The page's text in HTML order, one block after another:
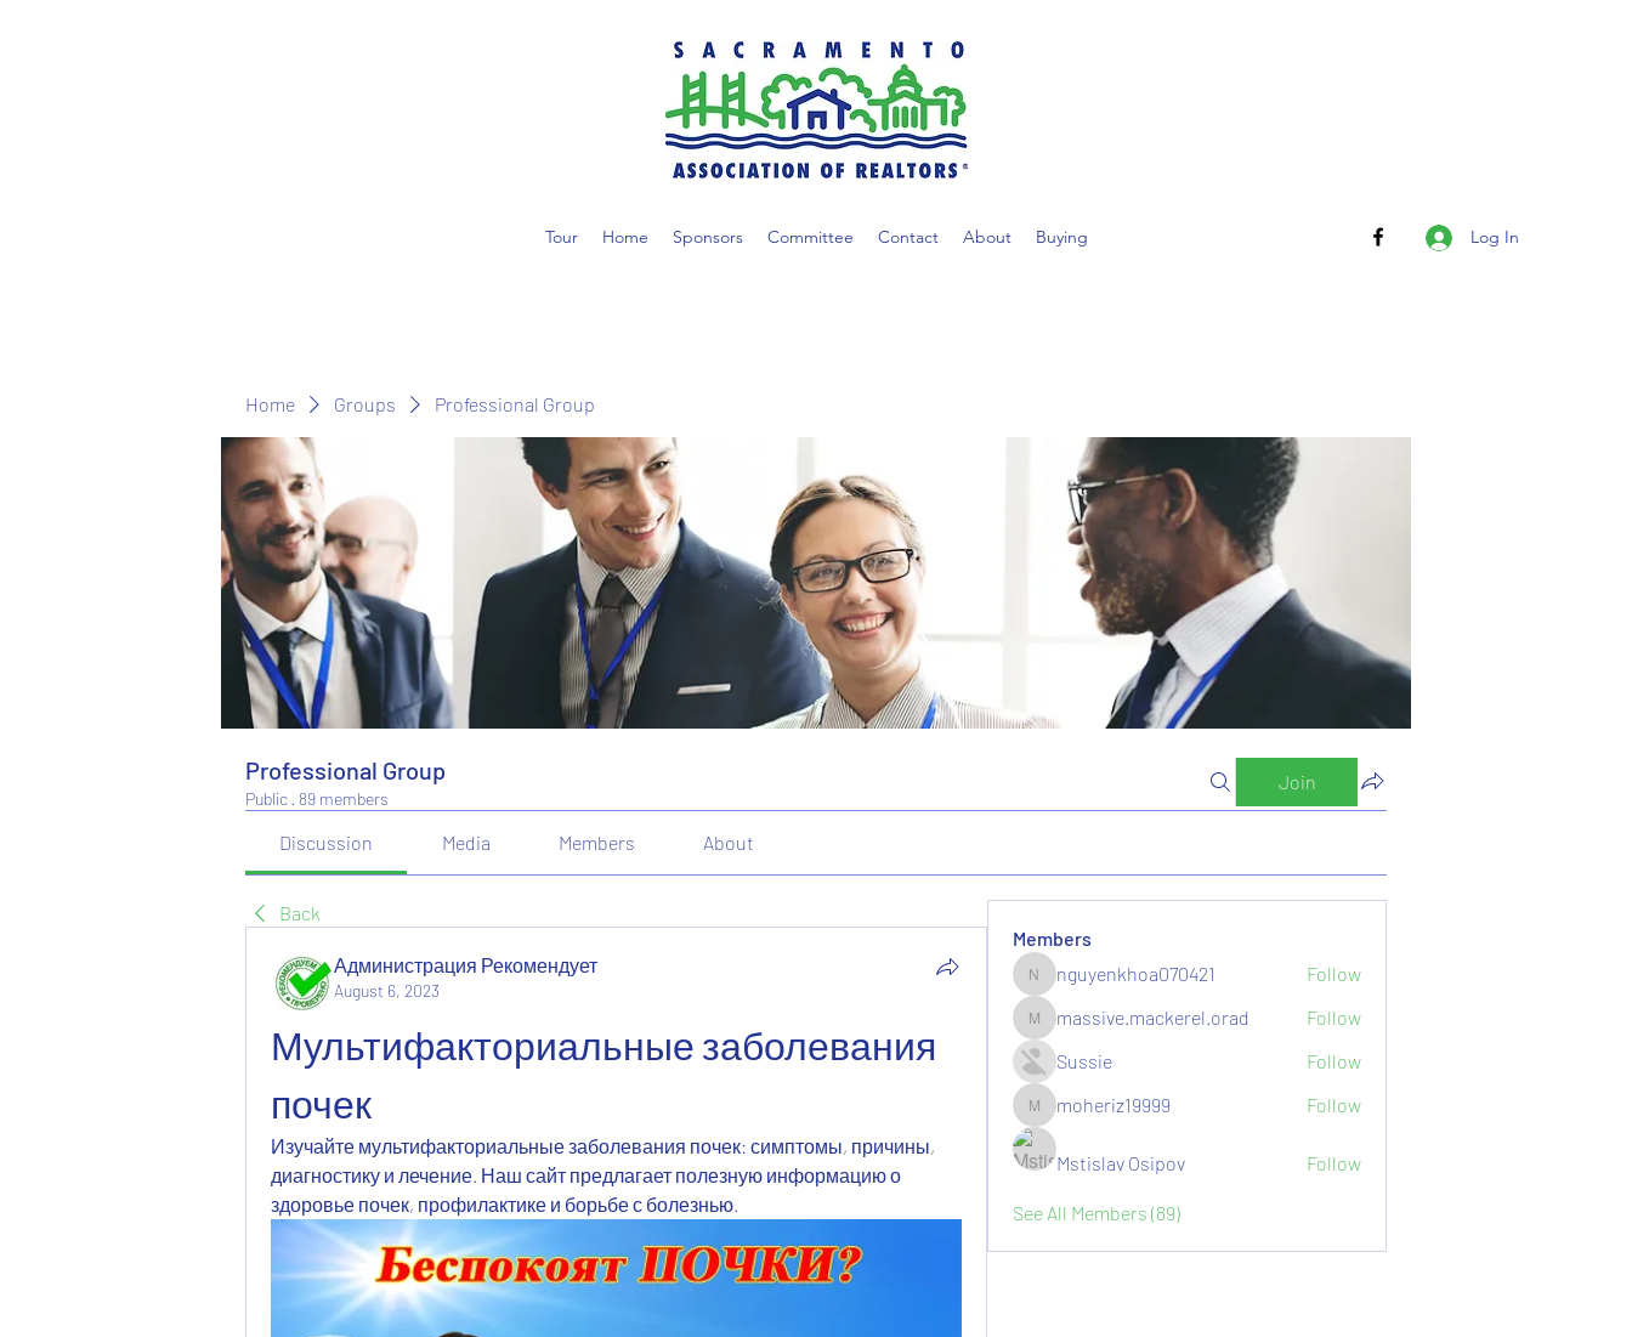
Tour Home Sponsors Committee Contact About Buying Log In
Home Groups Professional Group
Professional Group
Public · 89 members
Join
Discussion Media Members About
Back
Администрация Рекомендует
August 6, 2023
Мультифакториальные заболевания
почек
Изучайте мультифакториальные заболевания почек: симптомы, причины,
диагностику и лечение. Наш сайт предлагает полезную информацию о
здоровье почек, профилактике и борьбе с болезнью.
Members
nguyenkhoa070421
nguyenkhoa070421 Follow
massive.mackerel.orad
massive.mackerel.orad
Follow
Sussie
Follow
moheriz19999
moheriz19999 Follow
Mstislav Osipov Follow
See All Members (89)